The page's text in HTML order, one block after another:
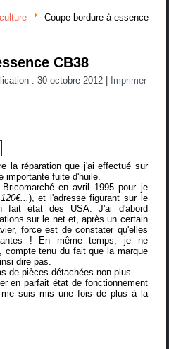
Coupe-bordure à essence
CB38
: 30 octobre 2012
Imprimer
la réparation que j'ai effectué sur
importante fuite d'huile.
en avril 1995 pour je
), et l'adresse figurant sur le
fait état des USA. J'ai d'abord
sur le net et, après un certain
force est de constater qu'elles
! En même temps, je ne
compte tenu du fait que la marque
dire pas.
de pièces détachées non plus.
en parfait état de fonctionnement
suis mis une fois de plus à la